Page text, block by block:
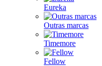
Eureka
Outras marcas
Timemore
Fellow